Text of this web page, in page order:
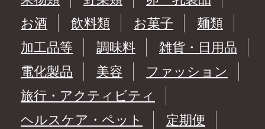
お酒
飲料類 お菓子
麺類
加工品等
調味料
雑貨・日用品
電化製品
美容
ファッション
旅行・アクティビティ
ヘルスケア・ペット
定期便